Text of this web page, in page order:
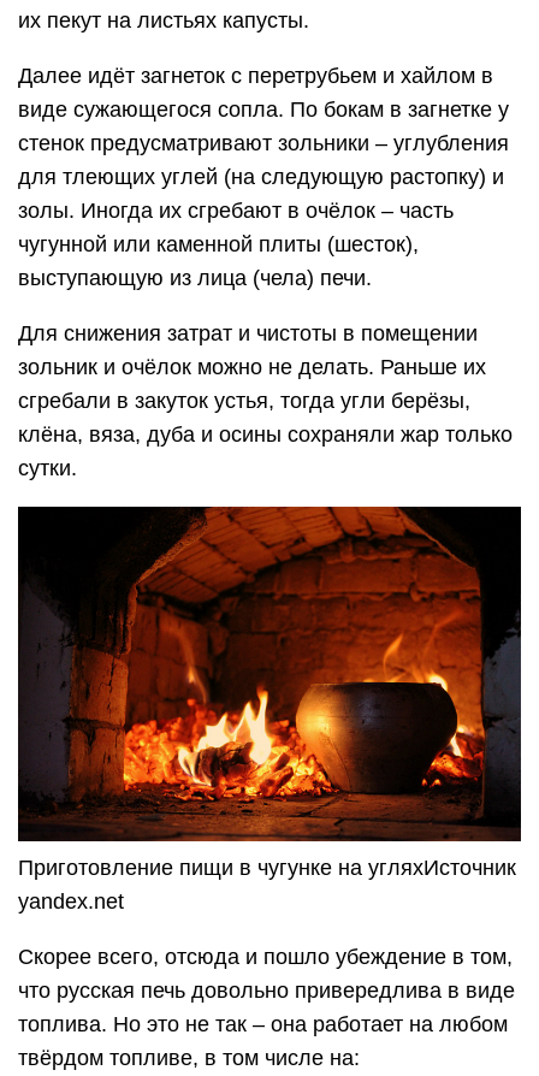
их пекут на листьях капусты.
Далее идёт загнеток с перетрубьем и хайлом в
виде сужающегося сопла. По бокам в загнетке у
стенок предусматривают зольники – углубления
для тлеющих углей (на следующую растопку) и
золы. Иногда их сгребают в очёлок – часть
чугунной или каменной плиты (шесток),
выступающую из лица (чела) печи.
Для снижения затрат и чистоты в помещении
зольник и очёлок можно не делать. Раньше их
сгребали в закуток устья, тогда угли берёзы,
клёна, вяза, дуба и осины сохраняли жар только
сутки.
Приготовление пищи в чугунке на угляхИсточник
yandex.net
Скорее всего, отсюда и пошло убеждение в том,
что русская печь довольно привередлива в виде
топлива. Но это не так – она работает на любом
твёрдом топливе, в том числе на: